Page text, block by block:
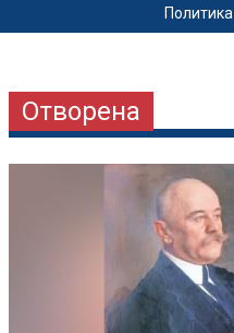
Политика
Отворена